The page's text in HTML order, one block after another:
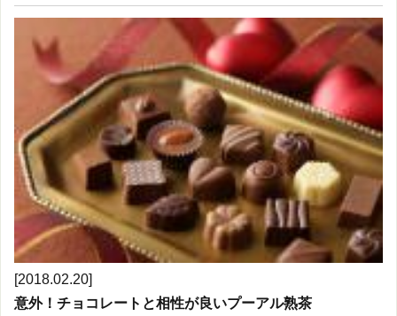
[2018.02.20]
意外！チョコレートと相性が良いプーアル熟茶